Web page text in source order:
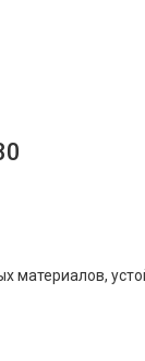
материалов,